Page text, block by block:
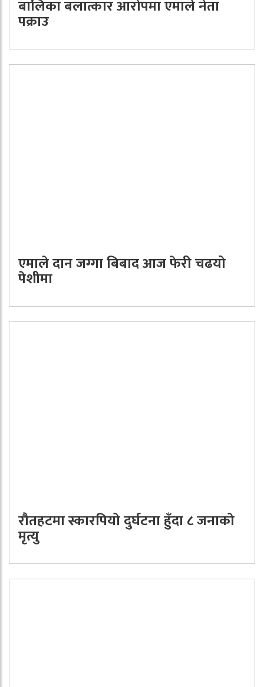
बालिका बलात्कार आरोपमा एमाले नेता
पक्राउ
एमाले दान जग्गा बिबाद आज फेरी चढयो
पेशीमा
रौतहटमा स्कारपियो दुर्घटना हुँदा ८ जनाको
मृत्यु